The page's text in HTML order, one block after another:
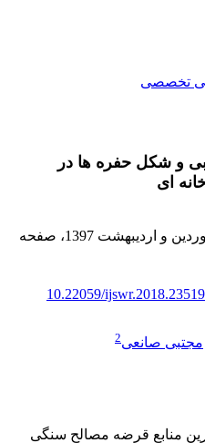
تخصصی
و شکل حفره ها در
ای
و اردیبهشت 1397
، صفحه
10.22059/
مجتبی صانعی2
منابع قرضه مصالح سنگی